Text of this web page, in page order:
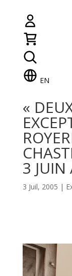
EN
«
3 JUIN
3 Juil, 2005 |